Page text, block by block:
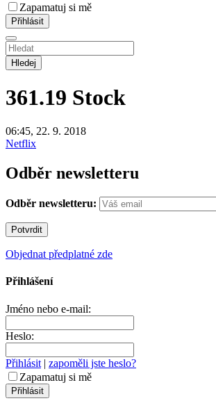
Zapamatuj si mě
Hledej
361.19 Stock
06:45, 22. 9. 2018
Netflix
Odběr newsletteru
Odběr newsletteru:
Objednat předplatné zde
Přihlášení
Jméno nebo e-mail:
Heslo:
Přihlásit | zapoměli jste heslo?
Zapamatuj si mě